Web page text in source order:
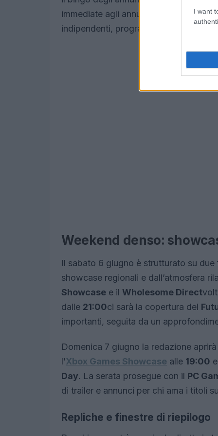
I want
immediate agli annunci e, a seguire, il
indipendenti, programmato intorno
Weekend denso:
Il sabato 6 giugno è strutturato su
showcase regionali e dall’atmosfera
Showcase e il Wholesome Direct
dalle 21:00ci sarà la copertura del
importanti, seguita da un
Domenica 7 giugno la redazione
l’Xbox Games Showcase alle 19:00
Day. La serata prosegue con il PC
di trailer e annunci per chi ama i titoli
Repliche e finestre di riepilogo